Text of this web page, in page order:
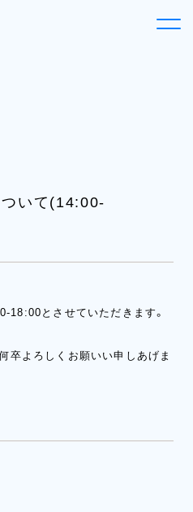
いて(14:00-
18:00とさせていただきます。
卒よろしくお願いい申しあげま